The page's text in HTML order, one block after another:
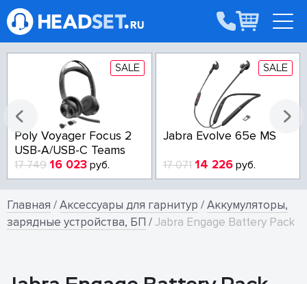
SALE
Poly Voyager Focus 2
USB-A/USB-C Teams
17 749 16 023 руб.
SALE
Jabra Evolve 65e MS
17 071 14 226руб.
Главная /Аксессуары для гарнитур /Аккумуляторы,
зарядные устройства, БП / Jabra Engage Battery Pack